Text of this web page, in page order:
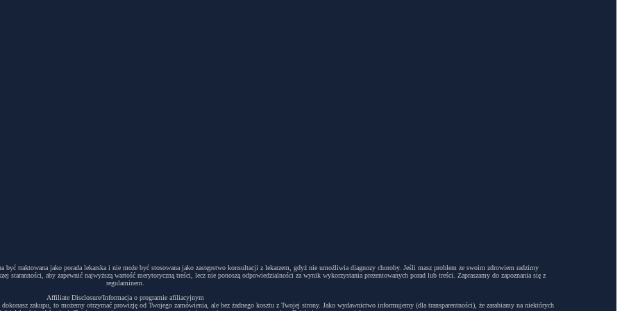
być traktowana jako porada lekarska i nie może być stosowana jako zastępstwo konsultacji z lekarzem, gdyż nie umożliwia diagnozy choroby. Jeśli masz problem ze swoim zdrowiem radzimy
staranności, aby zapewnić najwyższą wartość merytoryczną treści, lecz nie ponoszą odpowiedzialności za wynik wykorzystania prezentowanych porad lub treści. Zapraszamy do zapoznania się z
regulaminem.
Affiliate Disclosure/Informacja o programie afiliacyjnym
zakupu, to możemy otrzymać prowizję od Twojego zamówienia, ale bez żadnego kosztu z Twojej strony. Jako wydawnictwo informujemy (dla transparentności), że zarabiamy na niektórych